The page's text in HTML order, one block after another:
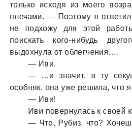
только исходя из моего
плечами. — Поэтому я
не подхожу для этой
поискать кого-нибудь
выдохнула от облегчения….
— Иви.
— …и значит, в ту
особняк, она уже решила, что
— Иви!
Иви повернулась к своей
— Что, Рубиз, что?